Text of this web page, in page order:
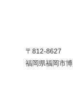
〒812-8627
福岡県福岡市